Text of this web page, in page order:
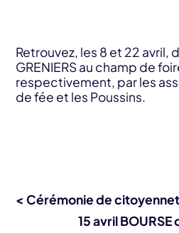
Retrouvez, les 8 et 22 avril,
GRENIERS au champ de
respectivement, par les
de fée et les Poussins.
< Cérémonie de
15 avril